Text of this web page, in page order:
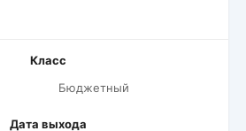
Класс
Бюджетный
Дата выхода